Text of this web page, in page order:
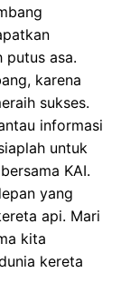
putus asa.
karena
sukses.
informasi
untuk
KAI.
yang
api. Mari
kita
kereta